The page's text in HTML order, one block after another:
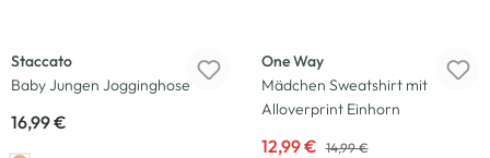
Staccato
Baby Jungen Jogginghose
16,99 €
One Way
Mädchen Sweatshirt mit
Alloverprint Einhorn
12,99 € 14,99 €